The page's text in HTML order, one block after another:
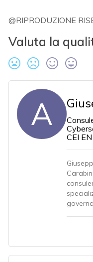
@RIPRODUZIONE
Valuta la
A
CEI